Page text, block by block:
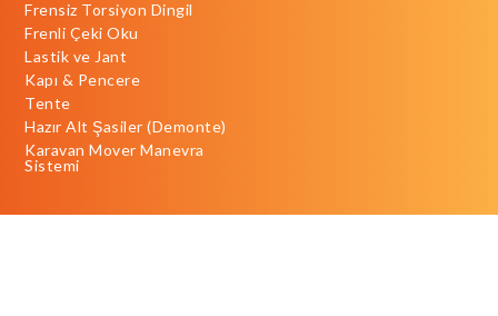
Frensiz Torsiyon Dingil
Frenli Çeki Oku
Lastik ve Jant
Kapı & Pencere
Tente
Hazır Alt Şasiler (Demonte)
Karavan Mover Manevra
Sistemi